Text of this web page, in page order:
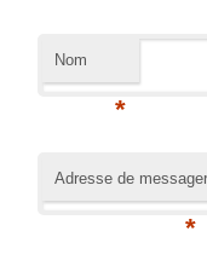
Nom
*
Adresse de
*